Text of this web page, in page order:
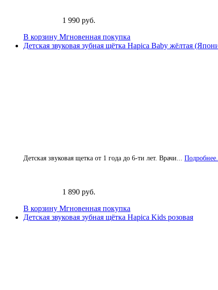
1 990 руб.
В корзину Мгновенная покупка
Детская звуковая зубная щётка Hapica Baby жёлтая
Детская звуковая щетка от 1 года до 6-ти лет. Врачи...
1 890 руб.
В корзину Мгновенная покупка
Детская звуковая зубная щётка Hapica Kids розовая